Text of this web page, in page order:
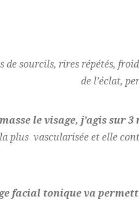
de sourcils, rires répétés,
de l’éclat,
le visage, j’agis
plus vascularisée et elle
facial tonique va